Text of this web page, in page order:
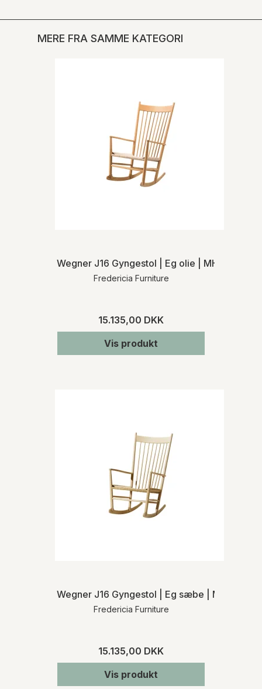
MERE FRA SAMME KATEGORI
Wegner J16 Gyngestol | Eg olie | MH
Fredericia Furniture
15.135,00 DKK
Vis produkt
Wegner J16 Gyngestol | Eg sæbe | MH
Fredericia Furniture
15.135,00 DKK
Vis produkt